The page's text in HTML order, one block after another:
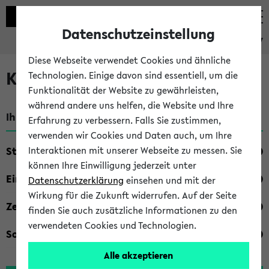
eKVV
Kombisuche im eKVV
Ihre Suchkriterien:
Studienfach
Einrichtung
Zeiten
Sonstiges
Datenschutzeinstellung
Diese Webseite verwendet Cookies und ähnliche
Technologien. Einige davon sind essentiell, um die
Funktionalität der Website zu gewährleisten,
während andere uns helfen, die Website und Ihre
Erfahrung zu verbessern. Falls Sie zustimmen,
verwenden wir Cookies und Daten auch, um Ihre
Interaktionen mit unserer Webseite zu messen. Sie
können Ihre Einwilligung jederzeit unter
Datenschutzerklärung einsehen und mit der
Wirkung für die Zukunft widerrufen. Auf der Seite
finden Sie auch zusätzliche Informationen zu den
verwendeten Cookies und Technologien.
Alle akzeptieren